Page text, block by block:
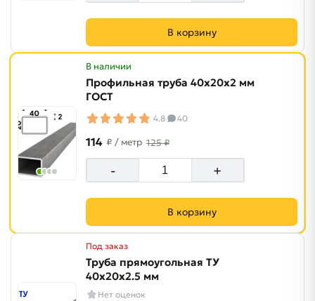
В корзину
В наличии
Профильная труба 40х20х2 мм
ГОСТ
4.8 40
114 ₽ / метр 125 ₽
- +
В корзину
Под заказ
Труба прямоугольная ТУ
40х20х2.5 мм
Нет оценок